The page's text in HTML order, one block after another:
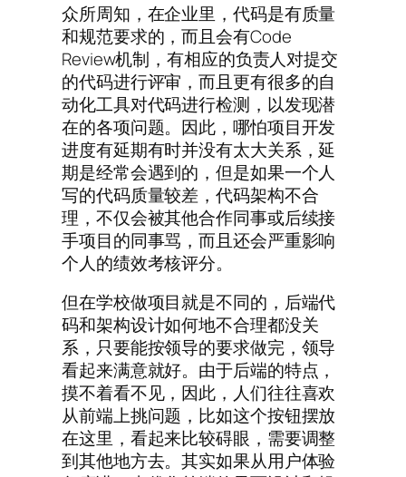
众所周知，在企业里，代码是有质量
和规范要求的，而且会有Code
Review机制，有相应的负责人对提交
的代码进行评审，而且更有很多的自
动化工具对代码进行检测，以发现潜
在的各项问题。因此，哪怕项目开发
进度有延期有时并没有太大关系，延
期是经常会遇到的，但是如果一个人
写的代码质量较差，代码架构不合
理，不仅会被其他合作同事或后续接
手项目的同事骂，而且还会严重影响
个人的绩效考核评分。
但在学校做项目就是不同的，后端代
码和架构设计如何地不合理都没关
系，只要能按领导的要求做完，领导
看起来满意就好。由于后端的特点，
摸不着看不见，因此，人们往往喜欢
从前端上挑问题，比如这个按钮摆放
在这里，看起来比较碍眼，需要调整
到其他地方去。其实如果从用户体验